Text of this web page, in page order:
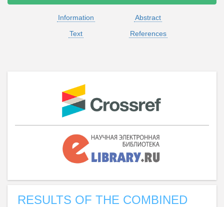
Information
Abstract
Text
References
RESULTS OF THE COMBINED